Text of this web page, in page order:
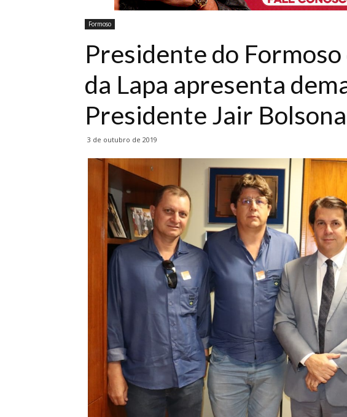
Formoso
Presidente do Formoso
da Lapa apresenta
Presidente Jair
3 de outubro de 2019